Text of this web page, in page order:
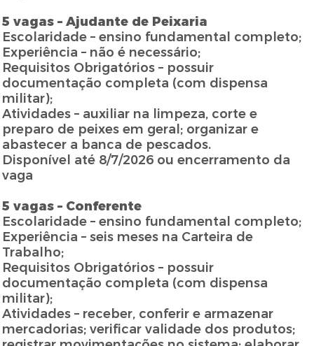
5 vagas – Ajudante de Peixaria
Escolaridade – ensino fundamental completo;
Experiência – não é necessário;
Requisitos Obrigatórios – possuir
documentação completa (com dispensa
militar);
Atividades – auxiliar na limpeza, corte e
preparo de peixes em geral; organizar e
abastecer a banca de pescados.
Disponível até 8/7/2026 ou encerramento da
vaga
5 vagas – Conferente
Escolaridade – ensino fundamental completo;
Experiência – seis meses na Carteira de
Trabalho;
Requisitos Obrigatórios – possuir
documentação completa (com dispensa
militar);
Atividades – receber, conferir e armazenar
mercadorias; verificar validade dos produtos;